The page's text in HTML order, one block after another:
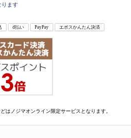
ります
d払い PayPay エポスかんたん決済
はノジマオンライン限定サービスとなります。